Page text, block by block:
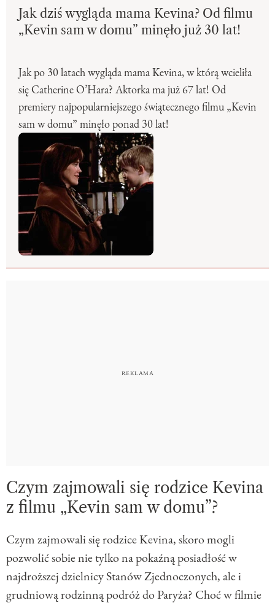
Jak dziś wygląda mama Kevina? Od filmu
„Kevin sam w domu” minęło już 30 lat!
Jak po 30 latach wygląda mama Kevina, w którą wcieliła
się Catherine O’Hara? Aktorka ma już 67 lat! Od
premiery najpopularniejszego świątecznego filmu „Kevin
sam w domu” minęło ponad 30 lat!
Czym zajmowali się rodzice Kevina
z filmu „Kevin sam w domu”?
Czym zajmowali się rodzice Kevina, skoro mogli
pozwolić sobie nie tylko na pokaźną posiadłość w
najdroższej dzielnicy Stanów Zjednoczonych, ale i
grudniową rodzinną podróż do Paryża? Choć w filmie